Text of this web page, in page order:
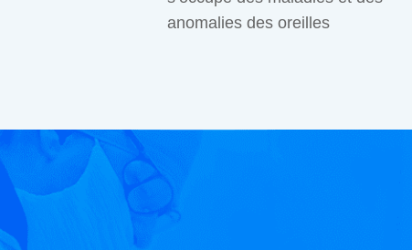
anomalies des oreilles